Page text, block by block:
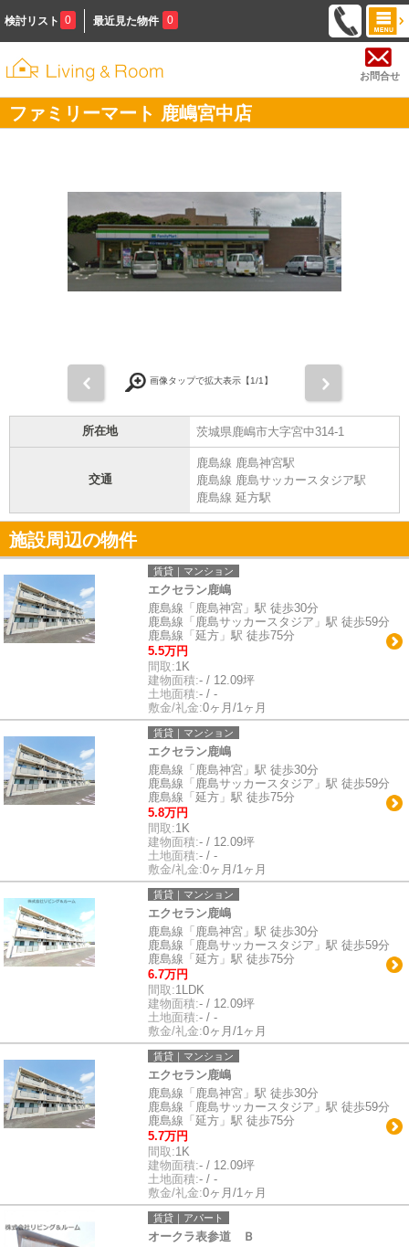
検討リスト 0 最近見た物件 0
お問合せ
ファミリーマート 鹿嶋宮中店
画像タップで拡大表示【1/1】
所在地 茨城県鹿嶋市大字宮中314-1
交通
鹿島線 鹿島神宮駅
鹿島線 鹿島サッカースタジア駅
鹿島線 延方駅
施設周辺の物件
賃貸｜マンション
エクセラン鹿嶋
鹿島線「鹿島神宮」駅 徒歩30分
鹿島線「鹿島サッカースタジア」駅 徒歩59分
鹿島線「延方」駅 徒歩75分
5.5万円
間取:1K
建物面積:- / 12.09坪
土地面積:- / -
敷金/礼金:0ヶ月/1ヶ月
賃貸｜マンション
エクセラン鹿嶋
鹿島線「鹿島神宮」駅 徒歩30分
鹿島線「鹿島サッカースタジア」駅 徒歩59分
鹿島線「延方」駅 徒歩75分
5.8万円
間取:1K
建物面積:- / 12.09坪
土地面積:- / -
敷金/礼金:0ヶ月/1ヶ月
賃貸｜マンション
エクセラン鹿嶋
鹿島線「鹿島神宮」駅 徒歩30分
鹿島線「鹿島サッカースタジア」駅 徒歩59分
鹿島線「延方」駅 徒歩75分
6.7万円
間取:1LDK
建物面積:- / 12.09坪
土地面積:- / -
敷金/礼金:0ヶ月/1ヶ月
賃貸｜マンション
エクセラン鹿嶋
鹿島線「鹿島神宮」駅 徒歩30分
鹿島線「鹿島サッカースタジア」駅 徒歩59分
鹿島線「延方」駅 徒歩75分
5.7万円
間取:1K
建物面積:- / 12.09坪
土地面積:- / -
敷金/礼金:0ヶ月/1ヶ月
賃貸｜アパート
オークラ表参道 Ｂ